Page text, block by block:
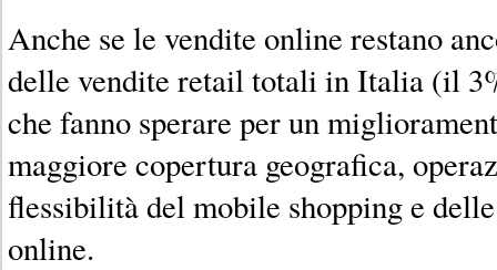
Anche se le vendite online restano
delle vendite retail totali in Italia (il
che fanno sperare per un
maggiore copertura geografica,
flessibilità del mobile shopping e
online.